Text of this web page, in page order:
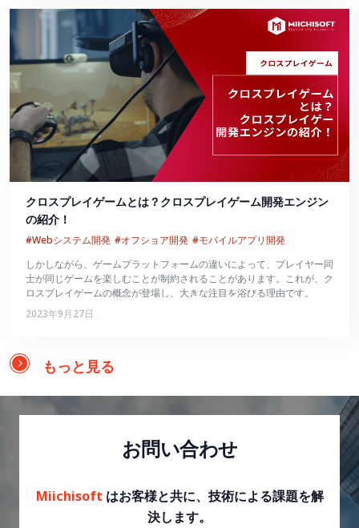
クロスプレイゲームとは？クロスプレイゲーム開発エンジン
の紹介！
#Webシステム開発 #オフショア開発 #モバイルアプリ開発
しかしながら、ゲームプラットフォームの違いによって、プレイヤー同
士が同じゲームを楽しむことが制約されることがあります。これが、ク
ロスプレイゲームの概念が登場し、大きな注目を浴びる理由です。
2023年9月27日
もっと見る
お問い合わせ
Miichisoft はお客様と共に、技術による課題を解
決します。